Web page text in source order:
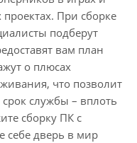
При сборке
подберут
вам план
о плюсах
что позволит
службы – вплоть
сборку ПК с
себе дверь в мир